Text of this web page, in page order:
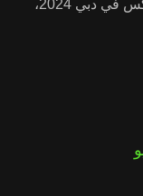
شاركت Investizo في قمة متداولي الفوركس في دبي 2024،